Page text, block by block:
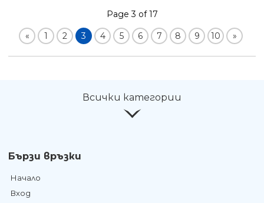
Page 3 of 17
« 1 2 3 4 5 6 7 8 9 10 »
Всички категории
Бързи връзки
Начало
Вход